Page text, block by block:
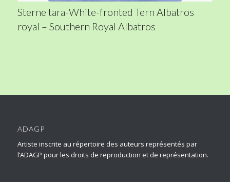
Sterne tara-White-fronted Tern Albatros
royal – Southern Royal Albatros
ADAGP
Artiste inscrite au répertoire des auteurs représentés par
l’ADAGP pour les droits de reproduction et de représentation.